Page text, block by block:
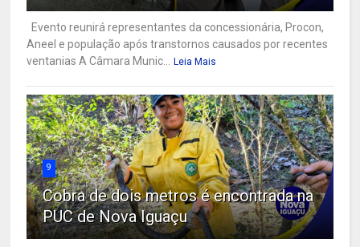
Evento reunirá representantes da concessionária, Procon,
Aneel e população após transtornos causados por recentes
ventanias A Câmara Munic... Leia Mais
9
Cobra de dois metros é encontrada na
PUC de Nova Iguaçu